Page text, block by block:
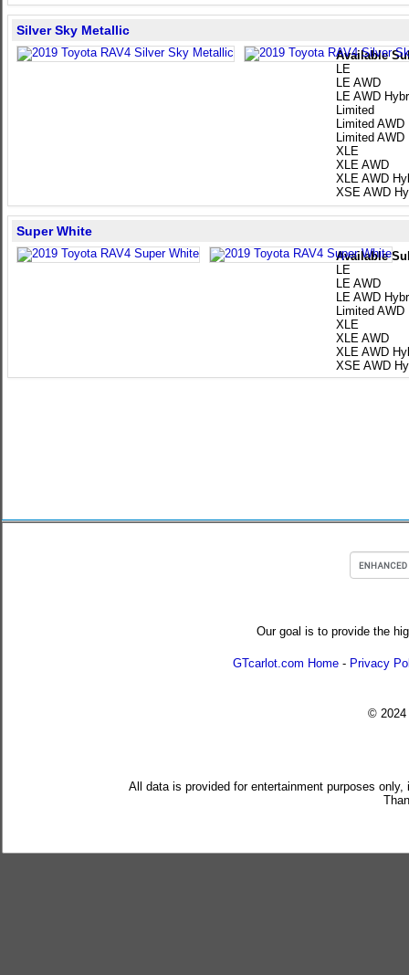
Available
LE
LE AWD
LE AWD
Limited
Limited AWD
Limited AWD
XLE
XLE AWD
XLE AWD
XSE AWD
Silver Sky Metallic
Available
LE
LE AWD
LE AWD
Limited AWD
XLE
XLE AWD
XLE AWD
XSE AWD
Super White
Our goal is to provide the
GTcarlot.com Home - Privacy
© 2024
All data is provided for entertainment purposes